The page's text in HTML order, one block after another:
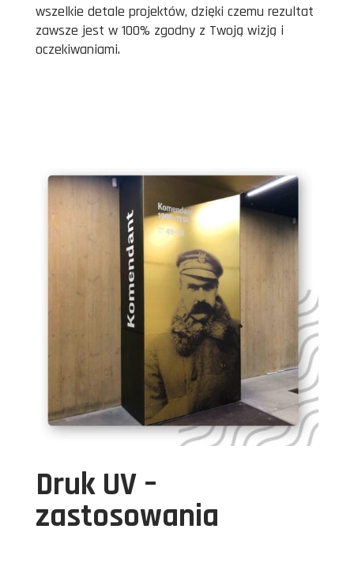
wszelkie detale projektów, dzięki czemu rezultat
zawsze jest w 100% zgodny z Twoją wizją i
oczekiwaniami.
Druk UV –
zastosowania